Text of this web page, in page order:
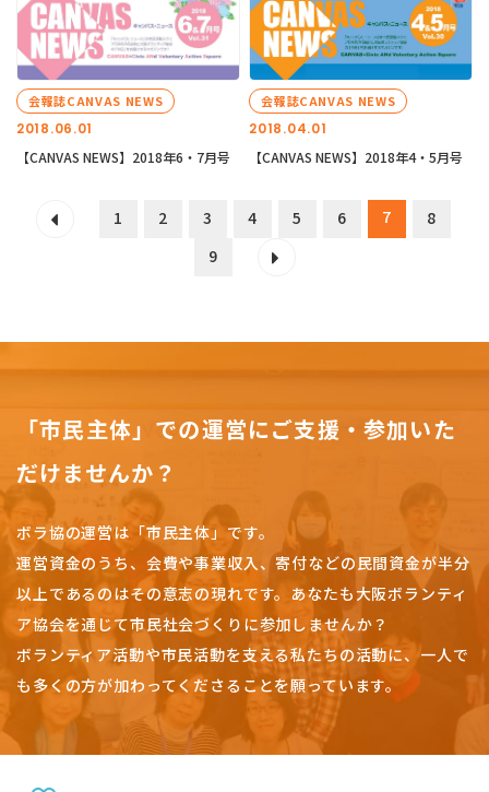
2018.06.01
会報誌CANVAS NEWS
【CANVAS NEWS】2018年6・7月号
2018.04.01
会報誌CANVAS NEWS
【CANVAS NEWS】2018年4・5月号
1 2 3 4 5 6 7
8
9
「市民主体」での運営にご支援・参加いた
だけませんか？
ボラ協の運営は「市民主体」です。
運営資金のうち、会費や事業収入、寄付などの民間資金が半分
以上であるのはその意志の現れです。 あなたも大阪ボランティ
ア協会を通じて市民社会づくりに参加しませんか？
ボランティア活動や市民活動を支える私たちの活動に、一人で
も多くの方が加わってくださることを願っています。